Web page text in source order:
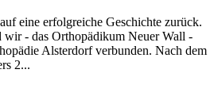
eine erfolgreiche Geschichte zurück.
wir - das Orthopädikum Neuer Wall -
Alsterdorf verbunden. Nach dem
2...